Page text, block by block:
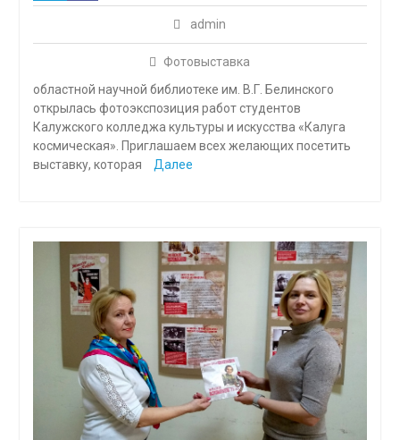
admin
Фотовыставка
областной научной библиотеке им. В.Г. Белинского
открылась фотоэкспозиция работ студентов
Калужского колледжа культуры и искусства «Калуга
космическая». Приглашаем всех желающих посетить
выставку, которая
Далее